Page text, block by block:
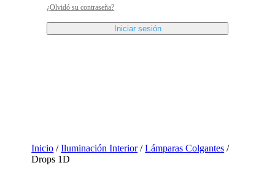
¿Olvidó su contraseña?
Iniciar sesión
Inicio /Iluminación Interior/Lámparas Colgantes /
Drops 1D